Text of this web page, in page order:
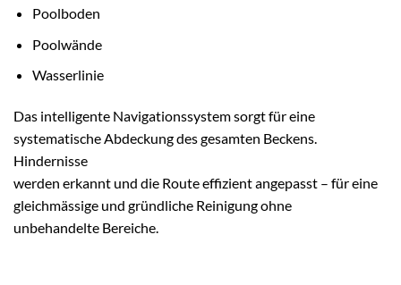
Poolboden
Poolwände
Wasserlinie
Das intelligente Navigationssystem sorgt für eine
systematische Abdeckung des gesamten Beckens.
Hindernisse
werden erkannt und die Route effizient angepasst – für eine
gleichmässige und gründliche Reinigung ohne
unbehandelte Bereiche.